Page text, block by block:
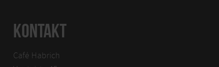
KONTAKT
Café Habrich